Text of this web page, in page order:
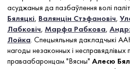
асуджаныя да пазбаўлення волі
Бяляцкі, Валянцін Стэфановіч,
Лабковіч, Марфа Рабкова,
Лойка. Спецыяльныя дакладчыкі
нагоды незаконных і несправядлівых
праваабаронцам "Вясны" Алесю